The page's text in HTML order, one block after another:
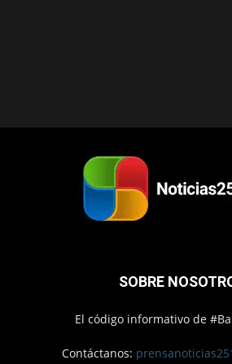
SOBRE
El código informativo de
Contáctanos: